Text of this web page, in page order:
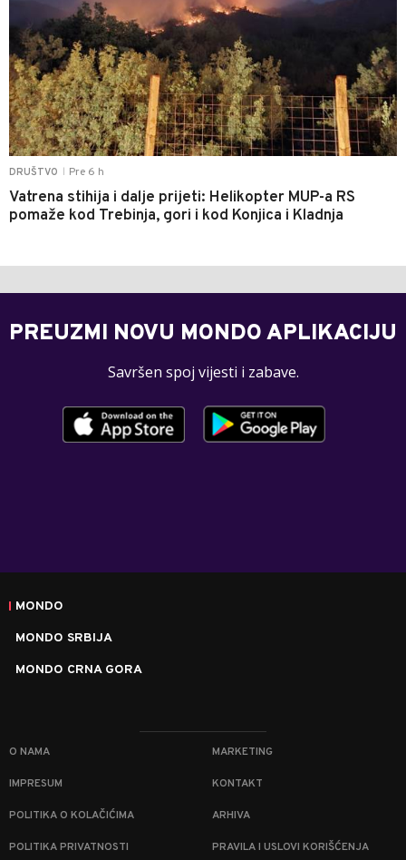
DRUŠTVO Pre 6 h
Vatrena stihija i dalje prijeti: Helikopter MUP-a RS
pomaže kod Trebinja, gori i kod Konjica i Kladnja
PREUZMI NOVU MONDO APLIKACIJU
Savršen spoj vijesti i zabave.
MONDO
MONDO SRBIJA
MONDO CRNA GORA
O NAMA MARKETING
IMPRESUM KONTAKT
POLITIKA O KOLAČIĆIMA ARHIVA
POLITIKA PRIVATNOSTI PRAVILA I USLOVI KORIŠĆENJA